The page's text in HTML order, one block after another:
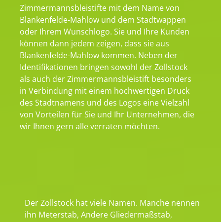
Zimmermannsbleistifte mit dem Name von
Blankenfelde-Mahlow und dem Stadtwappen
oder Ihrem Wunschlogo. Sie und Ihre Kunden
können dann jedem zeigen, dass sie aus
Blankenfelde-Mahlow kommen. Neben der
Identifikationen bringen sowohl der Zollstock
als auch der Zimmermannsbleistift besonders
in Verbindung mit einem hochwertigen Druck
des Stadtnamens und des Logos eine Vielzahl
von Vorteilen für Sie und Ihr Unternehmen, die
wir Ihnen gern alle verraten möchten.
Der Zollstock hat viele Namen. Manche nennen
ihn Meterstab, Andere Gliedermaßstab,